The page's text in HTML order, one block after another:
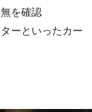
を確認
ーといったカー